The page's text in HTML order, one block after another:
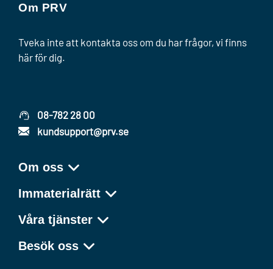
Om PRV
Tveka inte att kontakta oss om du har frågor, vi finns
här för dig.
08-782 28 00
kundsupport@prv.se
Om oss
Immaterialrätt
Våra tjänster
Besök oss